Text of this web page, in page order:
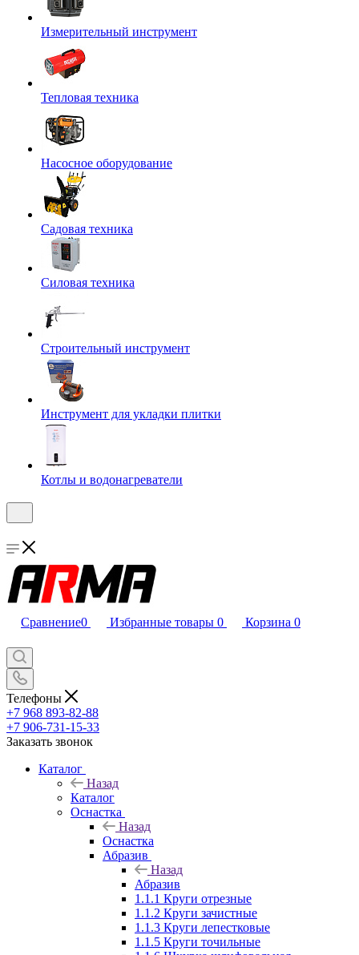
Измерительный инструмент
Тепловая техника
Насосное оборудование
Садовая техника
Силовая техника
Строительный инструмент
Инструмент для укладки плитки
Котлы и водонагреватели
Сравнение0 Избранные товары 0 Корзина 0
Телефоны
+7 968 893-82-88
+7 906-731-15-33
Заказать звонок
Каталог
Назад
Каталог
Оснастка
Назад
Оснастка
Абразив
Назад
Абразив
1.1.1 Круги отрезные
1.1.2 Круги зачистные
1.1.3 Круги лепестковые
1.1.5 Круги точильные